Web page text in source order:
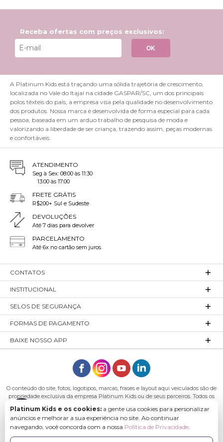
Receba ofertas com preços exclusivos:
OK
A Platinum Kids está traçando uma sólida trajetória de crescimento,
localizada no Vale do Itajaí na cidade GASPAR/SC, um dos principais
polos têxteis do país, a empresa visa pela qualidade no desenvolvimento
dos produtos. Nossa marca é desenvolvida de forma especial para cada
pessoa, baseada em um arduo trabalho de pesquisa de moda e
valorizando a liberdade de ser criança, trazendo assim, peças modernas
e confortáveis.
ATENDIMENTO
Seg à Sex: 08:00 às 11:30
13:00 às 17:00
FRETE GRÁTIS
R$200+ Sul e Sudeste
DEVOLUÇÕES
Até 7 dias para devolver
PARCELAMENTO
Até 6x no cartão sem juros
CONTATOS
INSTITUCIONAL
SELOS DE SEGURANÇA
FORMAS DE PAGAMENTO
BAIXE NOSSO APP
O conteúdo do site, fotos, logotipos, marcas, frases e layout aqui veiculados são de
propriedade exclusiva da empresa Platinum Kids ou de seus parceiros. Todos os
direitos reservados. Platinum Kids - Platinum Indústria de Confecções LTDA -
CNPJ: 27.180.131/0001-54 Endereço: Rod. Ivo Silveira, n° 7505 - Bateias, Gaspar - SC,
89113-040
Platinum Kids e os cookies: a gente usa cookies para personalizar
anúncios e melhorar a sua experiência no site. Ao continuar
navegando, você concorda com a nossa Política de Privacidade.